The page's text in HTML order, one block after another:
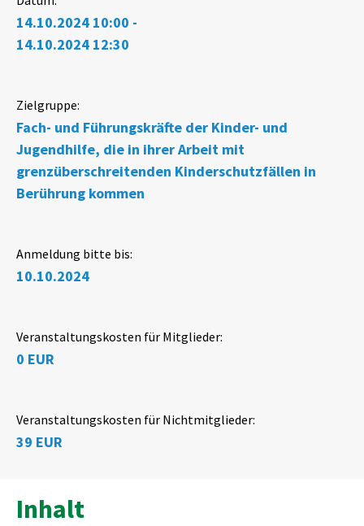
Inhalt
14.10.2024 10:00 -
14.10.2024 12:30
Zielgruppe:
Fach- und Führungskräfte der Kinder- und
Jugendhilfe, die in ihrer Arbeit mit
grenzüberschreitenden Kinderschutzfällen in
Berührung kommen
Anmeldung bitte bis:
10.10.2024
Veranstaltungskosten für Mitglieder:
0 EUR
Veranstaltungskosten für Nichtmitglieder:
39 EUR